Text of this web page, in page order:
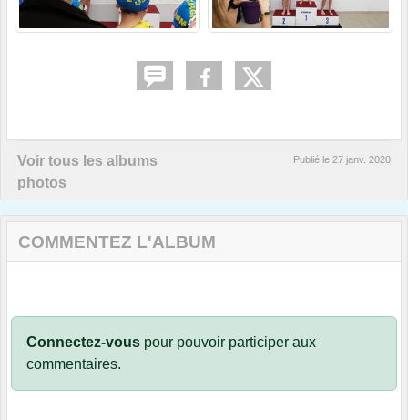
Voir tous les albums
photos
Publié le 27 janv. 2020
COMMENTEZ L'ALBUM
Connectez-vous pour pouvoir participer aux
commentaires.